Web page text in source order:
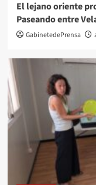
El lejano oriente
Paseando entre
GabinetedePrensa